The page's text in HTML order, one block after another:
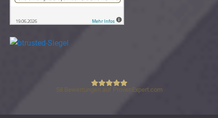
Lutz Schneider Immobilienbewertung
58 Bewertungen auf ProvenExpert.com